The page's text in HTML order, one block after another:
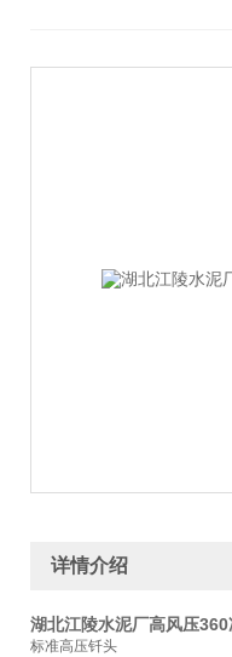
详情介绍
湖北江陵水泥厂高风压
标准高压钎头